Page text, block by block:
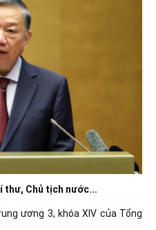
thư, Chủ tịch nước...
ương 3, khóa XIV của Tổng